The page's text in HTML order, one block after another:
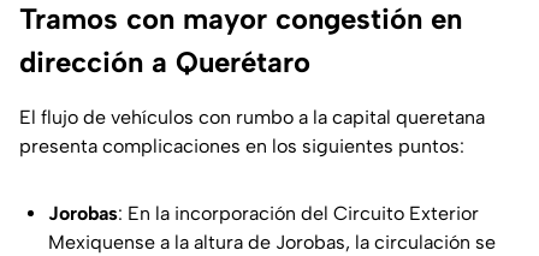
Tramos con mayor congestión en
dirección a Querétaro
El flujo de vehículos con rumbo a la capital queretana
presenta complicaciones en los siguientes puntos:
Jorobas: En la incorporación del Circuito Exterior
Mexiquense a la altura de Jorobas, la circulación se